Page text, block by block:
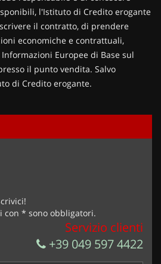
privacy*
dei miei dati per finalità di
la tua richiesta
l'Istituto di Credito erogante
il contratto, di prendere
economiche e contrattuali,
Europee di Base sul
il punto vendita. Salvo
di Credito erogante.
con * sono obbligatori.
Servizio clienti
+39 049 597 4422